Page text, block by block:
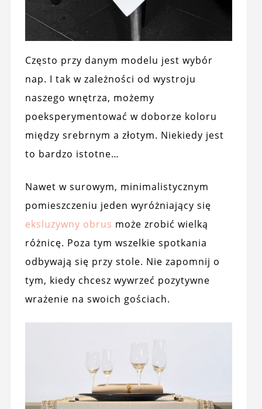
Często przy danym modelu jest wybór
nap. I tak w zależności od wystroju
naszego wnętrza, możemy
poeksperymentować w doborze koloru
między srebrnym a złotym. Niekiedy jest
to bardzo istotne…
Nawet w surowym, minimalistycznym
pomieszczeniu jeden wyróżniający się
eksluzywny obrus może zrobić wielką
różnicę. Poza tym wszelkie spotkania
odbywają się przy stole. Nie zapomnij o
tym, kiedy chcesz wywrzeć pozytywne
wrażenie na swoich gościach.